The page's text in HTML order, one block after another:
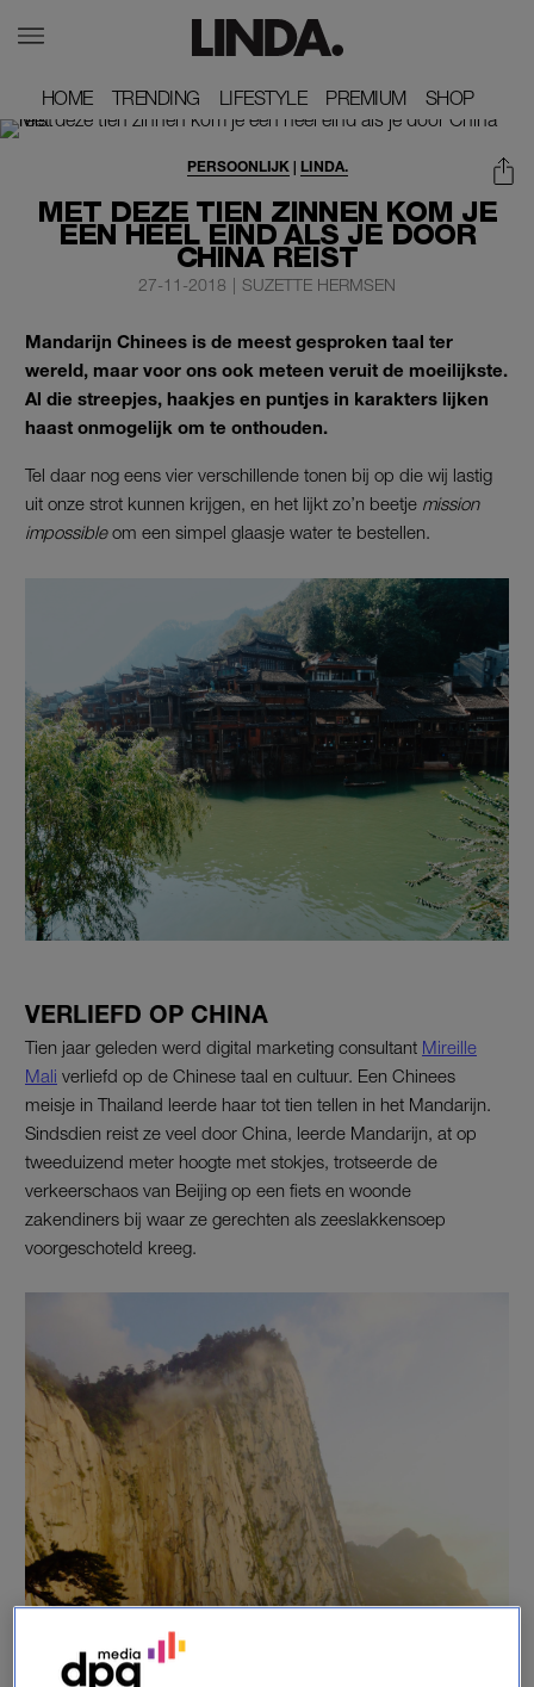
HOME
HOME TRENDING
TRENDING LIFESTYLE
LIFESTYLE PREMIUM
PREMIUM SHOP
SHOP
MET DEZE TIEN ZINNEN KOM JE
EEN HEEL EIND ALS JE DOOR
CHINA REIST
PERSOONLIJK| LINDA.
27-11-2018 | SUZETTE HERMSEN
Mandarijn Chinees is de meest gesproken taal ter
wereld, maar voor ons ook meteen veruit de moeilijkste.
Al die streepjes, haakjes en puntjes in karakters lijken
haast onmogelijk om te onthouden.
Tel daar nog eens vier verschillende tonen bij op die wij lastig
uit onze strot kunnen krijgen, en het lijkt zo’n beetje mission
impossibleom een simpel glaasje water te bestellen.
VERLIEFD OP CHINA
Tien jaar geleden werd digital marketing consultant Mireille
Mali verliefd op de Chinese taal en cultuur. Een Chinees
meisje in Thailand leerde haar tot tien tellen in het Mandarijn.
Sindsdien reist ze veel door China, leerde Mandarijn, at op
tweeduizend meter hoogte met stokjes, trotseerde de
verkeerschaos van Beijing op een fiets en woonde
zakendiners bij waar ze gerechten als zeeslakkensoep
voorgeschoteld kreeg.